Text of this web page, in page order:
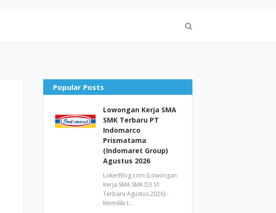
Popular Posts
Lowongan Kerja SMA
SMK Terbaru PT
Indomarco
Prismatama
(Indomaret Group)
Agustus 2026
LokerBlog.com (Lowongan
Kerja SMA SMK D3 S1
Terbaru Agustus 2026) -
Memiliki t…